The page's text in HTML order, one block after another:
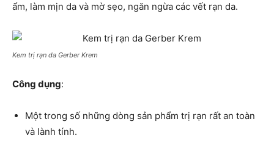
ẩm, làm mịn da và mờ sẹo, ngăn ngừa các vết rạn da.
Kem trị rạn da Gerber Krem
Công dụng:
Một trong số những dòng sản phẩm trị rạn rất an toàn
và lành tính.